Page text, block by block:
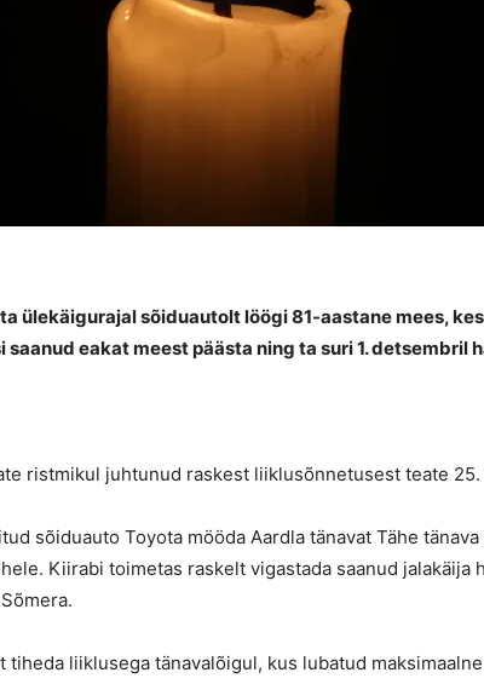
ülekäigurajal sõiduautolt löögi 81-aastane mees,
eakat meest päästa ning ta suri 1. detsembril
ristmikul juhtunud raskest liiklusõnnetusest teate
sõiduauto Toyota mööda Aardla tänavat Tähe
Kiirabi toimetas raskelt vigastada saanud jalakäija
liiklusega tänavalõigul, kus lubatud